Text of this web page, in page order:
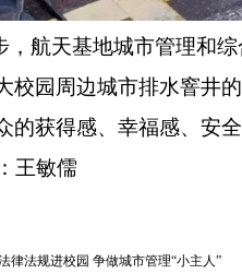
，航天基地城市管理和
校园周边城市排水窨井
的获得感、幸福感、安全
王敏儒
律法规进校园 争做城市管理“小主人”